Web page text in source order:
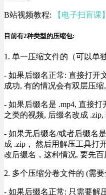
B站视频教程: 【电子扫盲
目前有2种类型的压缩包:
1. 单一压缩文件的（可以单
- 如果后缀名正常: 直接打开
成功, 有的情况会有双层压
- 如果后缀名是 .mp4, 直接
之类的视频, 后缀名改成
- 如果无后缀名/或者后缀名
成 .zip， 然后用解压工具打
改后缀名，这种情况, 要先
2. 多个压缩分卷文件的 (需
- 如果后缀名正常: 只需要解